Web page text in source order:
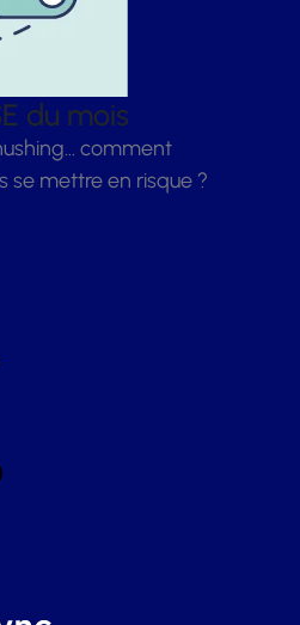
du mois
comment
se mettre en risque ?